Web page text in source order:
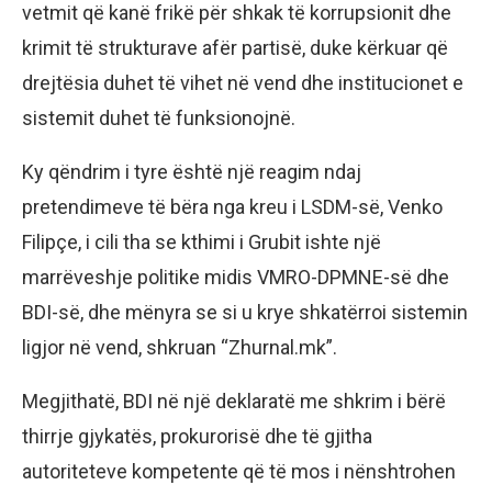
vetmit që kanë frikë për shkak të korrupsionit dhe
krimit të strukturave afër partisë, duke kërkuar që
drejtësia duhet të vihet në vend dhe institucionet e
sistemit duhet të funksionojnë.
Ky qëndrim i tyre është një reagim ndaj
pretendimeve të bëra nga kreu i LSDM-së, Venko
Filipçe, i cili tha se kthimi i Grubit ishte një
marrëveshje politike midis VMRO-DPMNE-së dhe
BDI-së, dhe mënyra se si u krye shkatërroi sistemin
ligjor në vend, shkruan “Zhurnal.mk”.
Megjithatë, BDI në një deklaratë me shkrim i bërë
thirrje gjykatës, prokurorisë dhe të gjitha
autoriteteve kompetente që të mos i nënshtrohen